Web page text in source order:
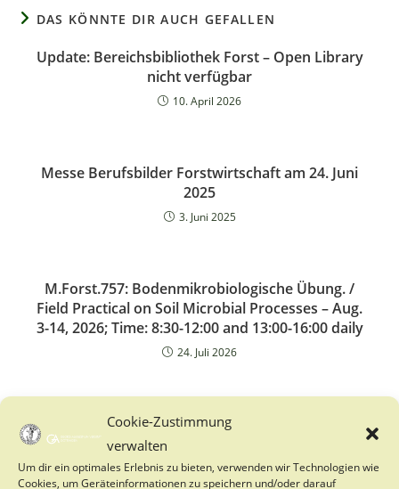
Cookie-Zustimmung
verwalten
Um dir ein optimales Erlebnis zu bieten, verwenden wir Technologien wie
Cookies, um Geräteinformationen zu speichern und/oder darauf
DAS KÖNNTE DIR AUCH GEFALLEN
Update: Bereichsbibliothek Forst – Open Library
nicht verfügbar
10. April 2026
Messe Berufsbilder Forstwirtschaft am 24. Juni
2025
3. Juni 2025
M.Forst.757: Bodenmikrobiologische Übung. /
Field Practical on Soil Microbial Processes – Aug.
3-14, 2026; Time: 8:30-12:00 and 13:00-16:00 daily
24. Juli 2026
Baden-Württemberg